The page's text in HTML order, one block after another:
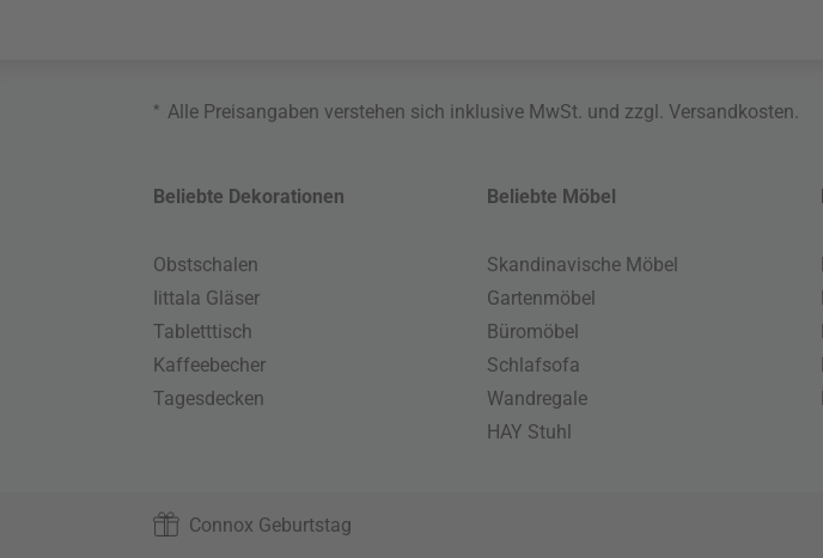
* Alle Preisangaben verstehen sich inklusive MwSt. und zzgl.Versandkosten.
Beliebte Dekorationen
Obstschalen
Iittala Gläser
Tabletttisch
Kaffeebecher
Tagesdecken
Beliebte Möbel
Skandinavische Möbel
Gartenmöbel
Büromöbel
Schlafsofa
Wandregale
HAY Stuhl
Connox Geburtstag